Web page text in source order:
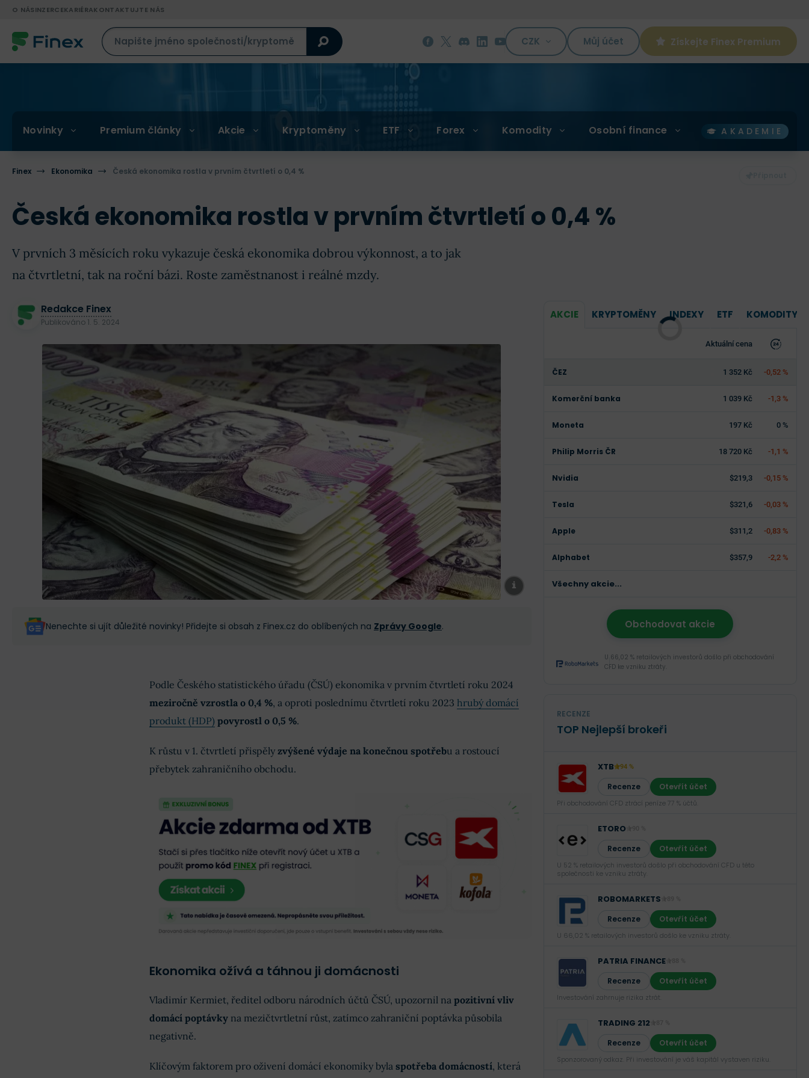
O NÁSINZERCEKARIÉRAKONTAKTUJTE NÁS
CZK Můj účet Získejte Finex Premium
Novinky Premium články Akcie Kryptoměny ETF Forex Komodity Osobní finance AKADEMIE
Finex Ekonomika Česká ekonomika rostla v prvním čtvrtletí o 0,4 %
Česká ekonomika rostla v prvním čtvrtletí o 0,4 %
V prvních 3 měsících roku vykazuje česká ekonomika dobrou výkonnost, a to jak
na čtvrtletní, tak na roční bázi. Roste zaměstnanost i reálné mzdy.
Redakce Finex
Publikováno 1. 5. 2024
Nenechte si ujít důležité novinky! Přidejte si obsah z Finex.cz do oblíbených na Zprávy Google.
Podle Českého statistického úřadu (ČSÚ) ekonomika v prvním čtvrtletí roku 2024
meziročně vzrostla o 0,4 %, a oproti poslednímu čtvrtletí roku 2023 hrubý domácí
produkt (HDP) povyrostl o 0,5 %.
K růstu v 1. čtvrtletí přispěly zvýšené výdaje na konečnou spotřebu a rostoucí
přebytek zahraničního obchodu.
Ekonomika ožívá a táhnou ji domácnosti
Vladimír Kermiet, ředitel odboru národních účtů ČSÚ, upozornil na pozitivní vliv
domácí poptávkyna mezičtvrtletní růst, zatímco zahraniční poptávka působila
negativně.
Klíčovým faktorem pro oživení domácí ekonomiky byla spotřeba domácností, která
AKCIE KRYPTOMĚNY INDEXY ETF KOMODITY
Aktuální cena
ČEZ 1 352 Kč -0,52 %
Komerční banka 1 039 Kč -1,3 %
Moneta 197 Kč 0 %
Philip Morris ČR 18 720 Kč -1,1 %
Nvidia $219,3 -0,15 %
Tesla $321,6 -0,03 %
Apple $311,2 -0,83 %
Alphabet $357,9 -2,2 %
Všechny akcie...
Obchodovat akcie
U 66,02 % retailových investorů došlo při obchodování
CFD ke vzniku ztráty.
RECENZE
TOP Nejlepší brokeři
XTB 94 %
Recenze Otevřít účet
Při obchodování CFD ztrácí peníze 77 % účtů.
ETORO
Recenze Otevřít účet
U 52 % retailových investorů došlo při obchodování CFD u této
společnosti ke vzniku ztráty.
ROBOMARKETS
Recenze Otevřít účet
U 66,02 % retailových investorů došlo ke vzniku ztráty.
PATRIA FINANCE
Recenze Otevřít účet
Investování zahrnuje rizika ztrát.‎
TRADING 212
Recenze Otevřít účet
Sponzorovaný odkaz. Při investování je váš kapitál vystaven riziku.